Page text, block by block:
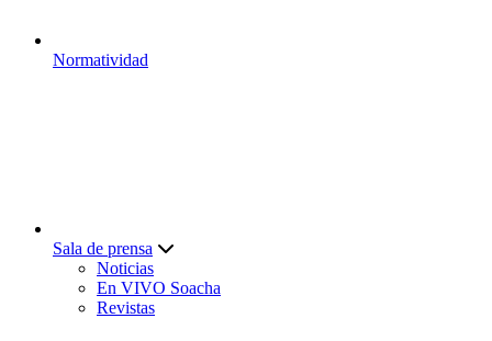
Normatividad
Sala de prensa
Noticias
En VIVO Soacha
Revistas